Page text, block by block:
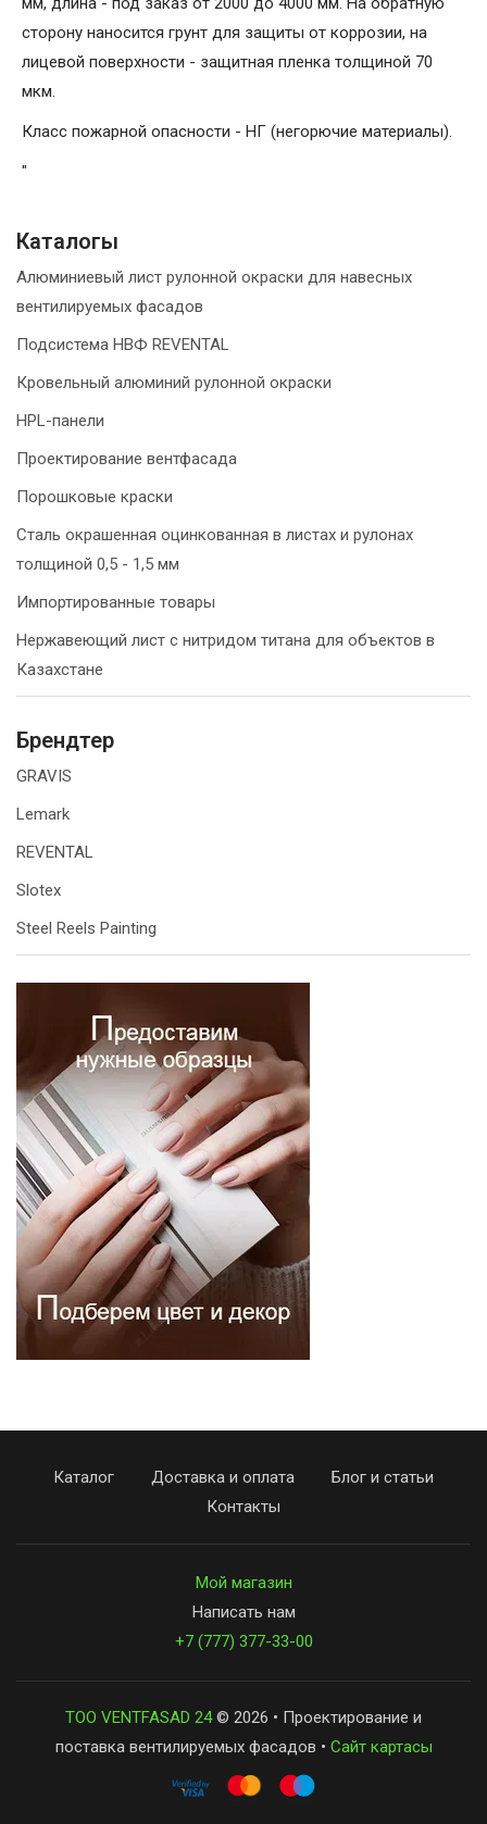
сторону наносится грунт для защиты от коррозии, на
лицевой поверхности - защитная пленка толщиной 70
мкм.
Класс пожарной опасности - НГ (негорючие материалы).
"
Каталогы
Алюминиевый лист рулонной окраски для навесных
вентилируемых фасадов
Подсистема НВФ REVENTAL
Кровельный алюминий рулонной окраски
HPL-панели
Проектирование вентфасада
Порошковые краски
Сталь окрашенная оцинкованная в листах и рулонах
толщиной 0,5 - 1,5 мм
Импортированные товары
Нержавеющий лист с нитридом титана для объектов в
Казахстане
Брендтер
GRAVIS
Lemark
REVENTAL
Slotex
Steel Reels Painting
Каталог Доставка и оплата
Блог и статьи
Контакты
Мой магазин
Написать нам
+7 (777) 377-33-00
ТОО VENTFASAD 24© 2026 • Проектирование и
поставка вентилируемых фасадов • Сайт картасы